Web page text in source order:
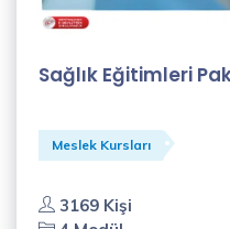
Sağlık Eğitimleri
Meslek Kursları
3169 Kişi